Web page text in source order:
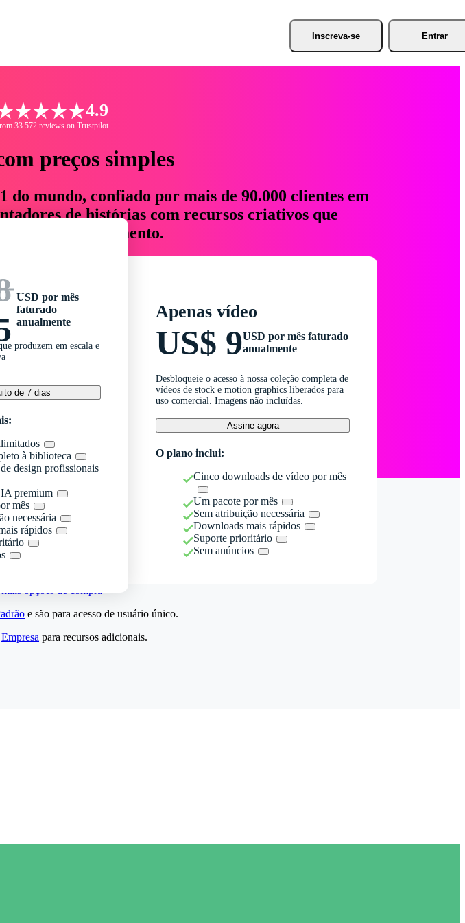
Inscreva-se Entrar
4.9
33.572 reviews on Trustpilot
preços simples
do mundo, confiado por mais de 90.000 clientes em
de histórias com recursos criativos que
tempo e orçamento.
USD por mês
faturado
anualmente
produzem em escala e
de 7 dias
à biblioteca
design profissionais
premium
mês
necessária
rápidos
Apenas vídeo
US$ 9USD por mês faturado
anualmente
Desbloqueie o acesso à nossa coleção completa de
vídeos de stock e motion graphics liberados para
uso comercial. Imagens não incluídas.
Assine agora
O plano inclui:
Cinco downloads de vídeo por mês
Um pacote por mês
Sem atribuição necessária
Downloads mais rápidos
Suporte prioritário
Sem anúncios
opções de compra
e são para acesso de usuário único.
Empresa para recursos adicionais.